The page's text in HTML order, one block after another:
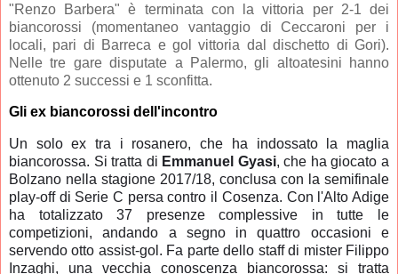
"Renzo Barbera" è terminata con la vittoria per 2-1 dei
biancorossi (momentaneo vantaggio di Ceccaroni per i
locali, pari di Barreca e gol vittoria dal dischetto di Gori).
Nelle tre gare disputate a Palermo, gli altoatesini hanno
ottenuto 2 successi e 1 sconfitta.
Gli ex biancorossi dell'incontro
Un solo ex tra i rosanero, che ha indossato la maglia
biancorossa. Si tratta di Emmanuel Gyasi, che ha giocato a
Bolzano nella stagione 2017/18, conclusa con la semifinale
play-off di Serie C persa contro il Cosenza. Con l'Alto Adige
ha totalizzato 37 presenze complessive in tutte le
competizioni, andando a segno in quattro occasioni e
servendo otto assist-gol. Fa parte dello staff di mister Filippo
Inzaghi, una vecchia conoscenza biancorossa: si tratta